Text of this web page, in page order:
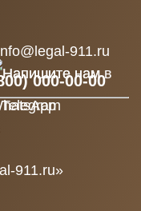
911.ru
000-00-00
911.ru»